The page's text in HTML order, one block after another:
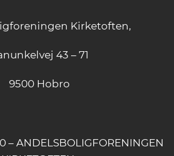
Kirketoften,
43 – 71
9500 Hobro
ANDELSBOLIGFORENINGEN